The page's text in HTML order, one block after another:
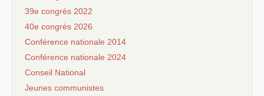
39e congrès 2022
40e congrès 2026
Conférence nationale 2014
Conférence nationale 2024
Conseil National
Jeunes communistes